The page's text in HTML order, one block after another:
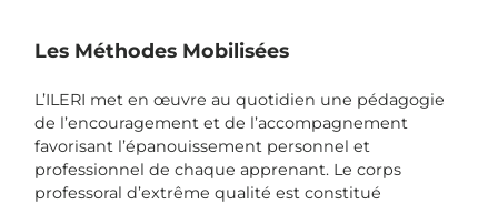
Les Méthodes Mobilisées
L’ILERI met en œuvre au quotidien une pédagogie
de l’encouragement et de l’accompagnement
favorisant l’épanouissement personnel et
professionnel de chaque apprenant. Le corps
professoral d’extrême qualité est constitué